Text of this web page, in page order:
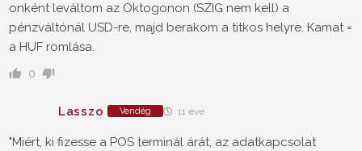
onként leváltom az Oktogonon (SZIG nem kell) a
pénzváltónál USD-re, majd berakom a titkos helyre. Kamat =
a HUF romlása.
0
Lasszo Vendég 11 éve
"Miért, ki fizesse a POS terminál árát, az adatkapcsolat